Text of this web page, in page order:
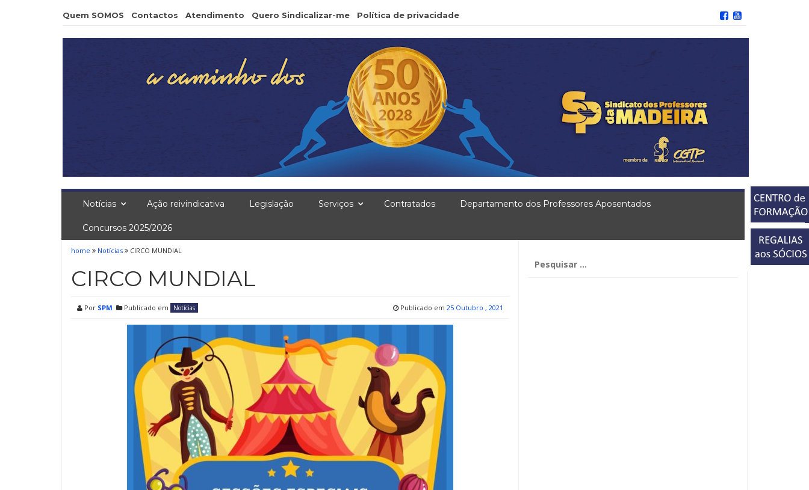
Quem SOMOS Contactos Atendimento Quero Sindicalizar-me Política de privacidade
Notícias Ação reivindicativa Legislação Serviços Contratados Departamento dos Professores Aposentados
Concursos 2025/2026
home Notícias CIRCO MUNDIAL
CIRCO MUNDIAL
Por SPM Publicado em Notícias Publicado em 25 Outubro , 2021
por: